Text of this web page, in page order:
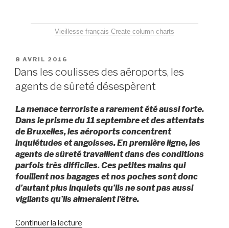
Vieillesse français Create column charts
PUBLIÉ
LE
8 AVRIL 2016
Dans les coulisses des aéroports, les
agents de sûreté désespèrent
La menace terroriste a rarement été aussi forte.
Dans le prisme du 11 septembre et des attentats
de Bruxelles, les aéroports concentrent
inquiétudes et angoisses. En première ligne, les
agents de sûreté travaillent dans des conditions
parfois très difficiles. Ces petites mains qui
fouillent nos bagages et nos poches sont donc
d’autant plus inquiets qu’ils ne sont pas aussi
vigilants qu’ils aimeraient l’être.
Continuer la lecture